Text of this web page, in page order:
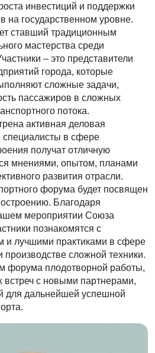
инвестиций и поддержки
на государственном уровне.
ставший традиционным
мастерства среди
– это представители
города, которые
сложные задачи,
пассажиров в сложных
потока.
активная деловая
специалисты в сфере
получат отличную
мнениями, опытом, планами
развития отрасли.
форума будет посвящен
Благодаря
мероприятии Союза
познакомятся с
и лучшими практиками в сфере
сложной техники.
форума плодотворной работы,
встреч с новыми партнерами,
для дальнейшей успешной